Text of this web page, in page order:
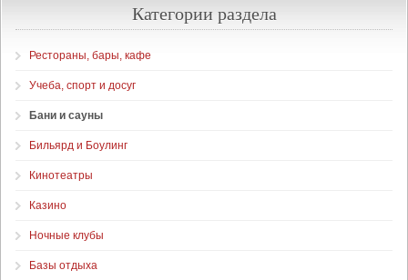
Категории раздела
Рестораны, бары, кафе
Учеба, спорт и досуг
Бани и сауны
Бильярд и Боулинг
Кинотеатры
Казино
Ночные клубы
Базы отдыха